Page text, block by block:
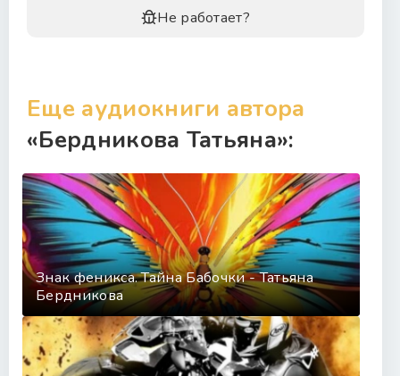
Не работает?
Еще аудиокниги автора
«Бердникова Татьяна»:
Знак феникса. Тайна Бабочки - Татьяна
Бердникова